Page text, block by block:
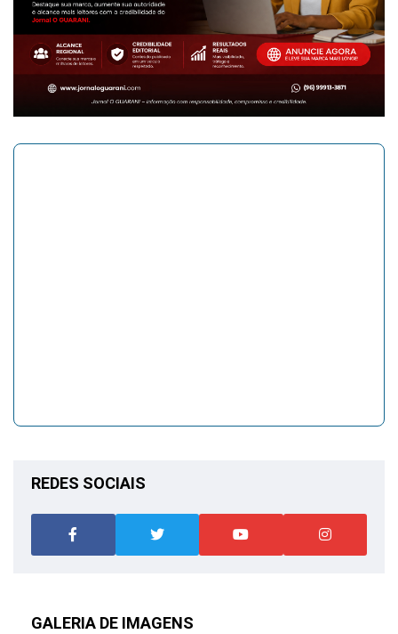
REDES SOCIAIS
GALERIA DE IMAGENS